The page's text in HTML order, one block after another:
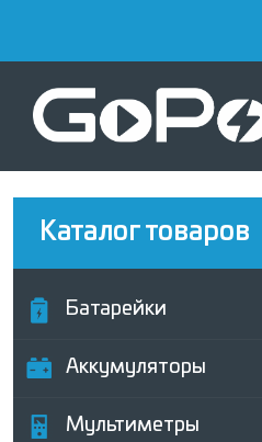
Каталог товаров
Батарейки
Аккумуляторы
Мультиметры